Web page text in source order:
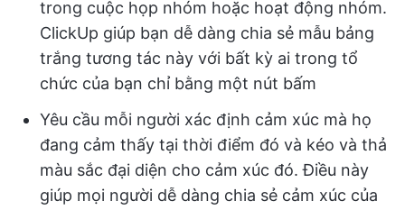
trong cuộc họp nhóm hoặc hoạt động nhóm.
ClickUp giúp bạn dễ dàng chia sẻ mẫu bảng
trắng tương tác này với bất kỳ ai trong tổ
chức của bạn chỉ bằng một nút bấm
Yêu cầu mỗi người xác định cảm xúc mà họ
đang cảm thấy tại thời điểm đó và kéo và thả
màu sắc đại diện cho cảm xúc đó. Điều này
giúp mọi người dễ dàng chia sẻ cảm xúc của